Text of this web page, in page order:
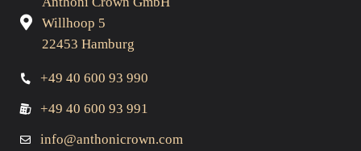
Willhoop 5
22453 Hamburg
+49 40 600 93 990
+49 40 600 93 991
info@anthonicrown.com